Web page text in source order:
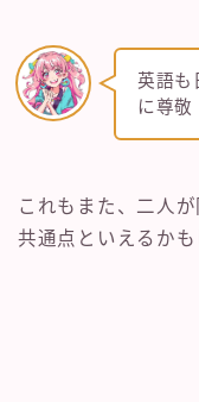
英語も
に尊敬
これもまた、二人
共通点といえるかも